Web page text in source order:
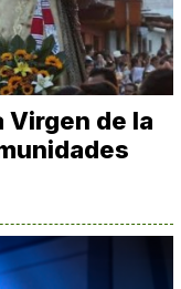
Virgen de la